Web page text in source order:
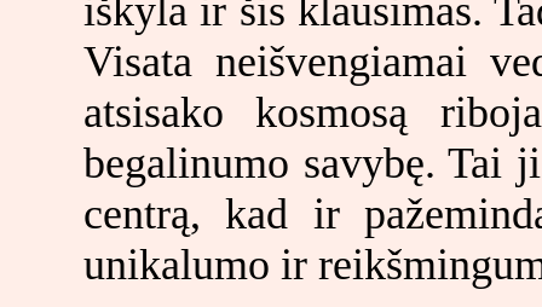
iškyla ir šis klausimas.
Visata neišvengiamai
atsisako kosmosą
begalinumo savybę. Tai
centrą, kad ir
unikalumo ir